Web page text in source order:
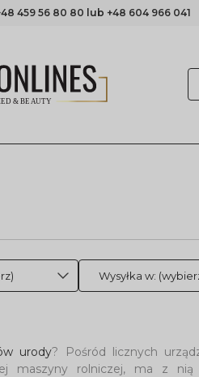
459 56 80 80 lub +48 604 966 041
Wysyłka w:
urody? Pośród licznych
maszyny rolniczej, ma z